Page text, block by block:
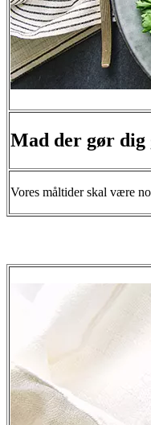
Mad der gør dig
Vores måltider skal være